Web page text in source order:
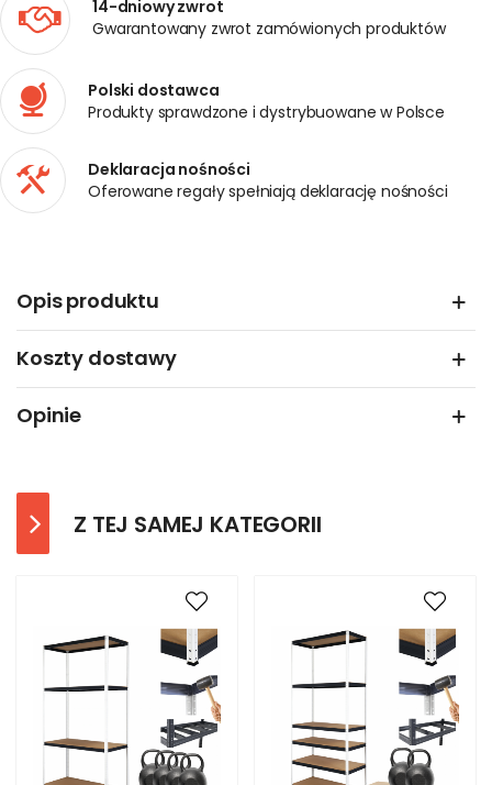
14-dniowy zwrot
Gwarantowany zwrot zamówionych produktów
Polski dostawca
Produkty sprawdzone i dystrybuowane w Polsce
Deklaracja nośności
Oferowane regały spełniają deklarację nośności
Opis produktu
Koszty dostawy
Opinie
Z TEJ SAMEJ KATEGORII